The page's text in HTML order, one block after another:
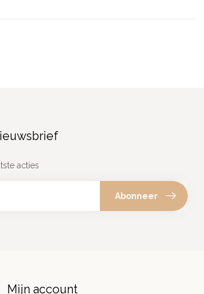
acties
Abonneer
Mijn account